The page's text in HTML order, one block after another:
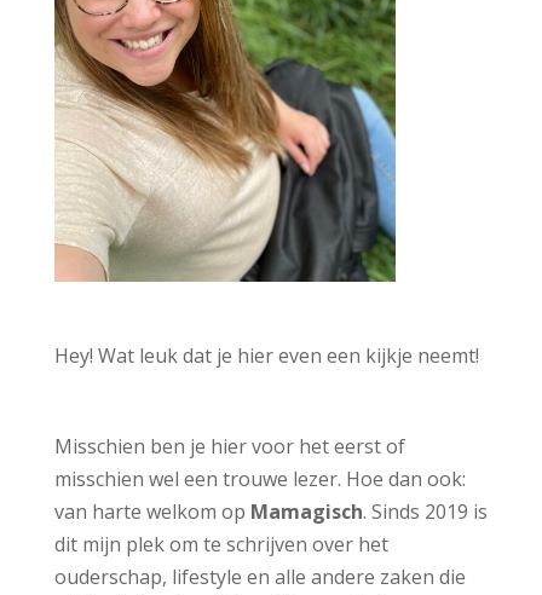
Hey! Wat leuk dat je hier even een kijkje neemt!
Misschien ben je hier voor het eerst of
misschien wel een trouwe lezer. Hoe dan ook:
van harte welkom op Mamagisch. Sinds 2019 is
dit mijn plek om te schrijven over het
ouderschap, lifestyle en alle andere zaken die